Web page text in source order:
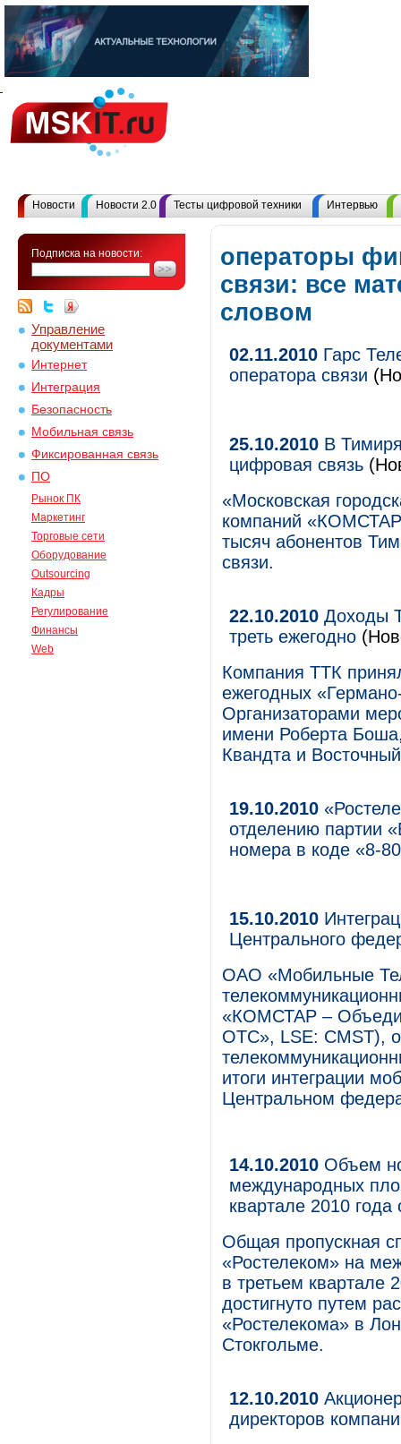
Новости Новости 2.0 Тесты цифровой техники Интервью
Подписка на новости:
Управление
документами
Интернет
Интеграция
Безопасность
Мобильная связь
Фиксированная связь
ПО
Рынок ПК
Маркетинг
Торговые сети
Оборудование
Outsourcing
Кадры
Регулирование
Финансы
Web
операторы
связи: все
словом
02.11.2010 Гарс
оператора связи
25.10.2010 В
цифровая связь
«Московская
компаний
тысяч абонентов
связи.
22.10.2010 Доходы
треть ежегодно
Компания ТТК
ежегодных
Организаторами
имени Роберта
Квандта и
19.10.2010
отделению партии
номера в коде «8-
15.10.2010
Центрального
ОАО «Мобильные
«КОМСТАР –
ОТС», LSE: CMST),
итоги интеграции
Центральном
14.10.2010 Объем
международных
квартале 2010 года
Общая пропускная
«Ростелеком» на
в третьем квартале
достигнуто путем
«Ростелекома» в
Стокгольме.
12.10.2010
директоров